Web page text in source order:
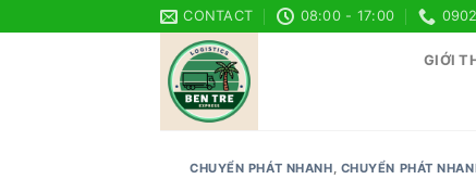
to
CONTACT 08:00 - 17:00
GIỚI
CHUYỂN PHÁT NHANH, CHUYỂN PHÁT